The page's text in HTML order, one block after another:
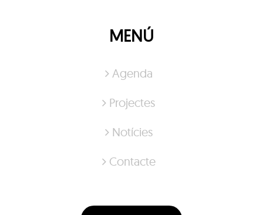
MENÚ
Agenda
Projectes
Notícies
Contacte